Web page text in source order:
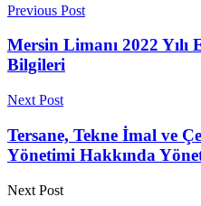
Previous Post
Mersin Limanı 2022
Bilgileri
Next Post
Tersane, Tekne İmal ve
Yönetimi Hakkında
Next Post